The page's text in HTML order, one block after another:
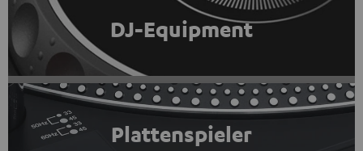
DJ-Equipment
Plattenspieler